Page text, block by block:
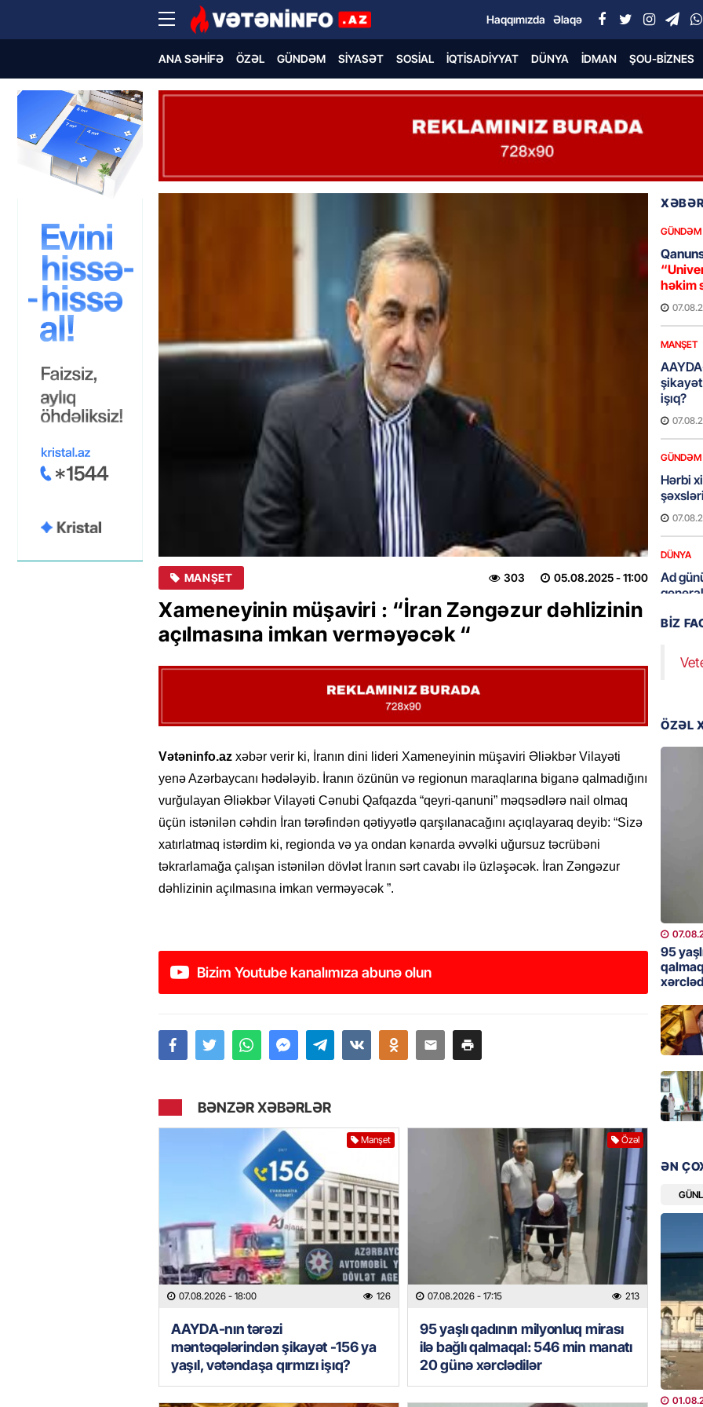
Haqqımızda Əlaqə
ANA SƏHIFƏ ÖZƏL GÜNDƏM SIYASƏT SOSIAL İQTISADIYYAT DÜNYA İDMAN ŞOU-BIZNES
MANŞET 05.08.2025- 11:00
303
Xameneyinin müşaviri : “İran Zəngəzur dəhlizinin
açılmasına imkan verməyəcək “
Vətəninfo.az xəbər verir ki, İranın dini lideri Xameneyinin müşaviri Əliəkbər Vilayəti
yenə Azərbaycanı hədələyib. İranın özünün və regionun maraqlarına biganə qalmadığını
vurğulayan Əliəkbər Vilayəti Cənubi Qafqazda “qeyri-qanuni” məqsədlərə nail olmaq
üçün istənilən cəhdin İran tərəfindən qətiyyətlə qarşılanacağını açıqlayaraq deyib: “Sizə
xatırlatmaq istərdim ki, regionda və ya ondan kənarda əvvəlki uğursuz təcrübəni
təkrarlamağa çalışan istənilən dövlət İranın sərt cavabı ilə üzləşəcək. İran Zəngəzur
dəhlizinin açılmasına imkan verməyəcək ”.
Bizim Youtube kanalımıza abunə olun
BƏNZƏR XƏBƏRLƏR
Manşet
07.08.2026 - 18:00 126
AAYDA-nın tərəzi
məntəqələrindən şikayət -156 ya
yaşıl, vətəndaşa qırmızı işıq?
Özəl
07.08.2026 - 17:15 213
95 yaşlı qadının milyonluq mirası
ilə bağlı qalmaqal: 546 min manatı
20 günə xərclədilər
GÜNDƏM
həkim
MANŞET
şikayət
işıq?
GÜNDƏM
Hərbi
DÜNYA
Ad
95
Çin
MANŞET
“Birgə
İDMAN
HADISƏ
milyon
GÜNDƏM
Dosye
BIZ
ÖZƏL
95
ƏN